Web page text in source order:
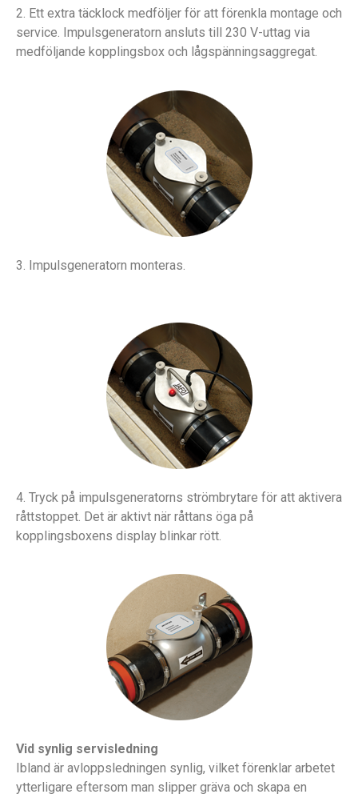
2. Ett extra täcklock medföljer för att förenkla montage och
service. Impulsgeneratorn ansluts till 230 V-uttag via
medföljande kopplingsbox och lågspänningsaggregat.
3. Impulsgeneratorn monteras.
4. Tryck på impulsgeneratorns strömbrytare för att aktivera
råttstoppet. Det är aktivt när råttans öga på
kopplingsboxens display blinkar rött.
Vid synlig servisledning
Ibland är avloppsledningen synlig, vilket förenklar arbetet
ytterligare eftersom man slipper gräva och skapa en